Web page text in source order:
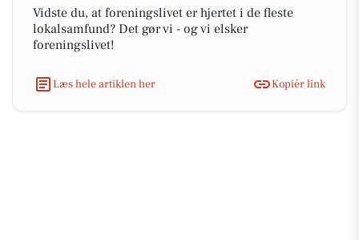
Vidste du, at foreningslivet er hjertet i de fleste
lokalsamfund? Det gør vi - og vi elsker
foreningslivet!
Læs hele artiklen her Kopiér link